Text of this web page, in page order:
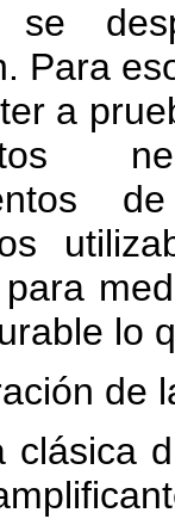
Para
a
lo
de
clásica